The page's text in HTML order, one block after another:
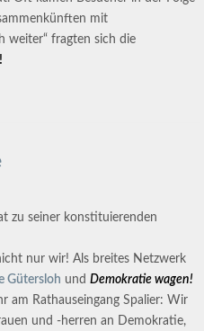
mit
weiter“ fragten sich die
zu seiner konstituierenden
nur wir! Als breites Netzwerk
Gütersloh und Demokratie wagen!
am Rathauseingang Spalier: Wir
und -herren an Demokratie,